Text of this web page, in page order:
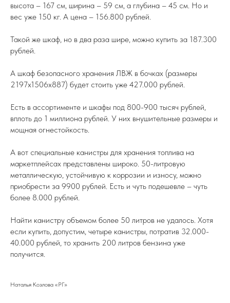
высота – 167 см, ширина – 59 см, а глубина – 45 см. Но и
вес уже 150 кг. А цена – 156.800 рублей.
Такой же шкаф, но в два раза шире, можно купить за 187.300
рублей.
А шкаф безопасного хранения ЛВЖ в бочках (размеры
2197х1506х887) будет стоить уже 427.000 рублей.
Есть в ассортименте и шкафы под 800-900 тысяч рублей,
вплоть до 1 миллиона рублей. У них внушительные размеры и
мощная огнестойкость.
А вот специальные канистры для хранения топлива на
маркетплейсах представлены широко. 50-литровую
металлическую, устойчивую к коррозии и износу, можно
приобрести за 9900 рублей. Есть и чуть подешевле – чуть
более 8.000 рублей.
Найти канистру объемом более 50 литров не удалось. Хотя
если купить, допустим, четыре канистры, потратив 32.000-
40.000 рублей, то хранить 200 литров бензина уже
получится.
Наталья Козлова «РГ»